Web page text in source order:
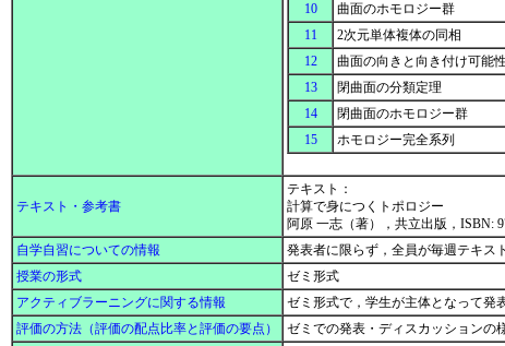
10
曲面のホモロジー群
11
2次元単体複体の同相
12
曲面の向きと向き付け可能
13
閉曲面の分類定理
14
閉曲面のホモロジー群
15
ホモロジー完全系列
テキスト・参考書
テキスト：
計算で身につくトポロジー
阿原 一志（著），共立出版，ISBN:
自学自習についての情報
発表者に限らず，全員が毎週テキス
授業の形式
ゼミ形式
アクティブラーニングに関する情報
ゼミ形式で，学生が主体となって発
評価の方法（評価の配点比率と評価の要点）
ゼミでの発表・ディスカッションの